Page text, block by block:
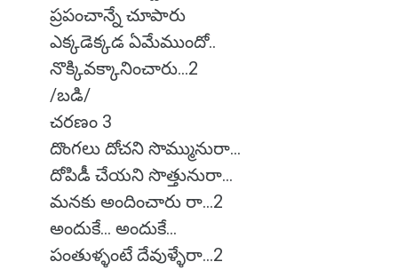
ప్రపంచాన్నే చూపారు
ఎక్కడెక్కడ ఏమేముందో..
నొక్కివక్కానించారు...2
/బడి/
చరణం 3
దొంగలు దోచని సొమ్మునురా...
దోపిడీ చేయని సొత్తునురా...
మనకు అందించారు రా...2
అందుకే... అందుకే...
పంతుళ్ళంటే దేవుళ్ళేరా...2